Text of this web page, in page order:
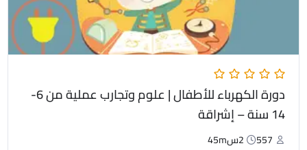
دورة الكهرباء للأطفال | علوم وتجارب عملية من 6-
14 سنة – إشراقة
557
2س45m